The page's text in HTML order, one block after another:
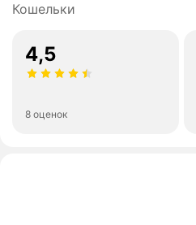
Кошельки
4,5
8 оценок